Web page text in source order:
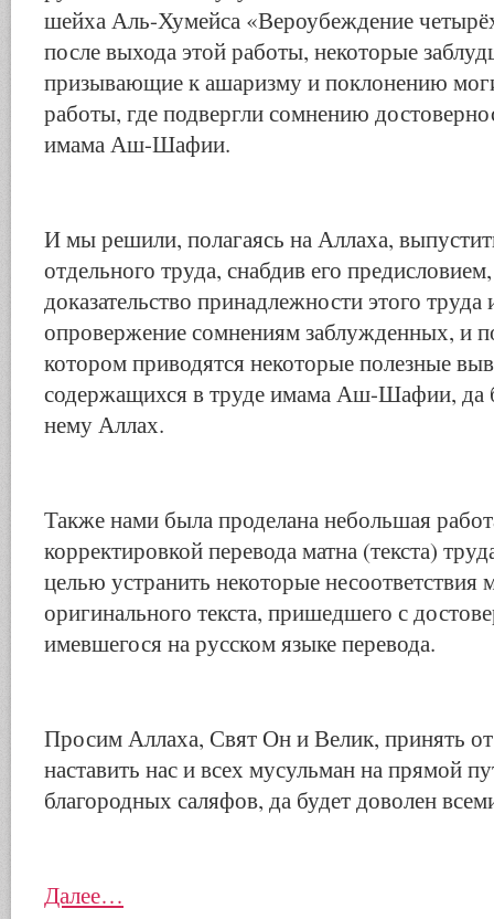
шейха Аль-Хумейса «Вероубеждение
после выхода этой работы, некоторые
призывающие к ашаризму и поклонению
работы, где подвергли сомнению
имама Аш-Шафии.
И мы решили, полагаясь на Аллаха,
отдельного труда, снабдив его
доказательство принадлежности этого
опровержение сомнениям заблужденных, и
котором приводятся некоторые полезные
содержащихся в труде имама Аш-Шафии, да
нему Аллах.
Также нами была проделана небольшая
корректировкой перевода матна (текста)
целью устранить некоторые
оригинального текста, пришедшего с
имевшегося на русском языке перевода.
Просим Аллаха, Свят Он и Велик, принять от
наставить нас и всех мусульман на прямой
благородных саляфов, да будет доволен
Далее…